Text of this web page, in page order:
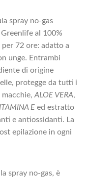
spray no-gas
al 100%
72 ore: adatto a
unge. Entrambi
di origine
protegge da tutti i
macchie,ALOE VERA,
E ed estratto
e antiossidanti. La
epilazione in ogni
spray no-gas, è